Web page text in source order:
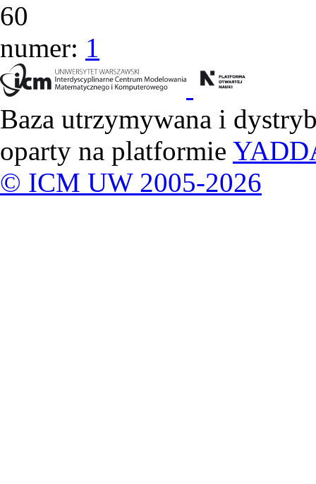
60
numer: 1
Baza utrzymywana i
oparty na platformie
© ICM UW 2005-2026